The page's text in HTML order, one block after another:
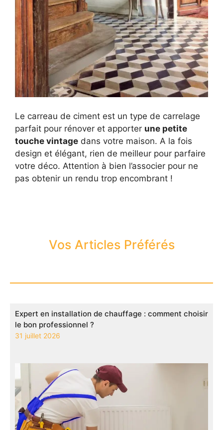
Le carreau de ciment est un type de carrelage
parfait pour rénover et apporter une petite
touche vintage dans votre maison. A la fois
design et élégant, rien de meilleur pour parfaire
votre déco. Attention à bien l’associer pour ne
pas obtenir un rendu trop encombrant !
Vos Articles Préférés
Expert en installation de chauffage : comment choisir
le bon professionnel ?
31 juillet 2026